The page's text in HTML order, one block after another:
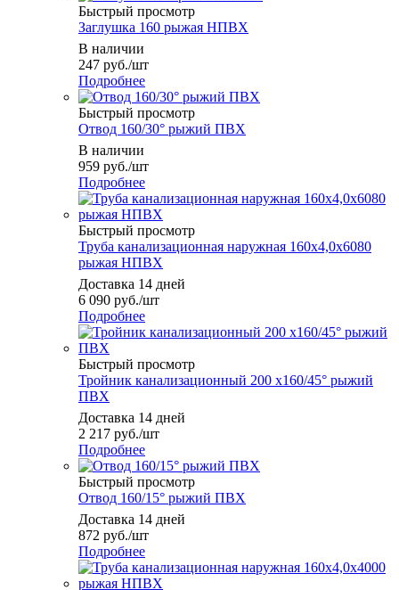
Быстрый просмотр
Заглушка 160 рыжая НПВХ
В наличии
247 руб./шт
Подробнее
Быстрый просмотр
Отвод 160/30° рыжий ПВХ
В наличии
959 руб./шт
Подробнее
Быстрый просмотр
Труба канализационная наружная 160х4,0х6080
рыжая НПВХ
Доставка 14 дней
6 090 руб./шт
Подробнее
Быстрый просмотр
Тройник канализационный 200 х160/45° рыжий
ПВХ
Доставка 14 дней
2 217 руб./шт
Подробнее
Быстрый просмотр
Отвод 160/15° рыжий ПВХ
Доставка 14 дней
872 руб./шт
Подробнее